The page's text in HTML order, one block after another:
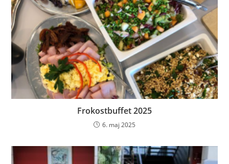
Frokostbuffet 2025
6. maj 2025